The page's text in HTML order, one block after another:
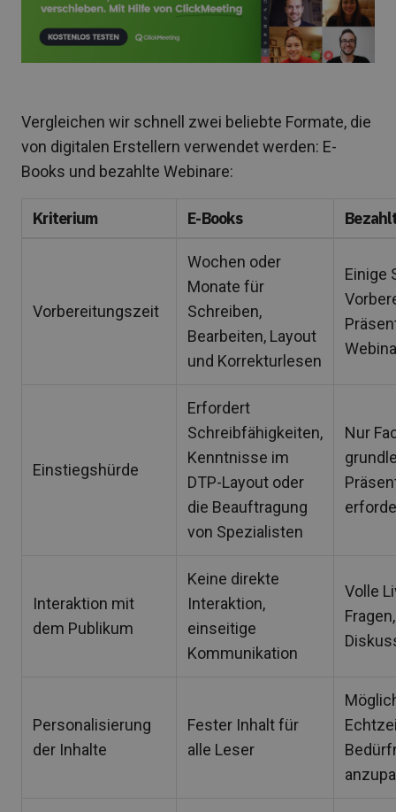
Vergleichen wir schnell zwei beliebte Formate, die
von digitalen Erstellern verwendet werden: E-
Books und bezahlte Webinare:
Kriterium E-Books
Vorbereitungszeit
Wochen oder
Monate für
Schreiben,
Bearbeiten, Layout
und Korrekturlesen
Einige
Einstiegshürde
Erfordert
Schreibfähigkeiten,
Kenntnisse im
DTP-Layout oder
die Beauftragung
von Spezialisten
Nur
Interaktion mit
dem Publikum
Keine direkte
Interaktion,
einseitige
Kommunikation
Volle
Personalisierung
der Inhalte
Fester Inhalt für
alle Leser